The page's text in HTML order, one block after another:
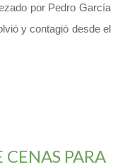
por Pedro García
y contagió desde el
PARA